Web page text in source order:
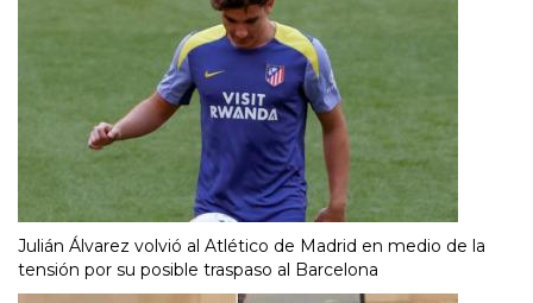
Julián Álvarez volvió al Atlético de Madrid en medio de la
tensión por su posible traspaso al Barcelona